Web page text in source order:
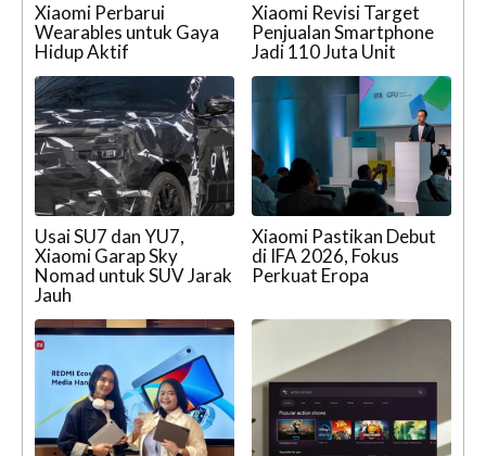
Xiaomi Perbarui
Wearables untuk Gaya
Hidup Aktif
Xiaomi Revisi Target
Penjualan Smartphone
Jadi 110 Juta Unit
Usai SU7 dan YU7,
Xiaomi Garap Sky
Nomad untuk SUV Jarak
Jauh
Xiaomi Pastikan Debut
di IFA 2026, Fokus
Perkuat Eropa